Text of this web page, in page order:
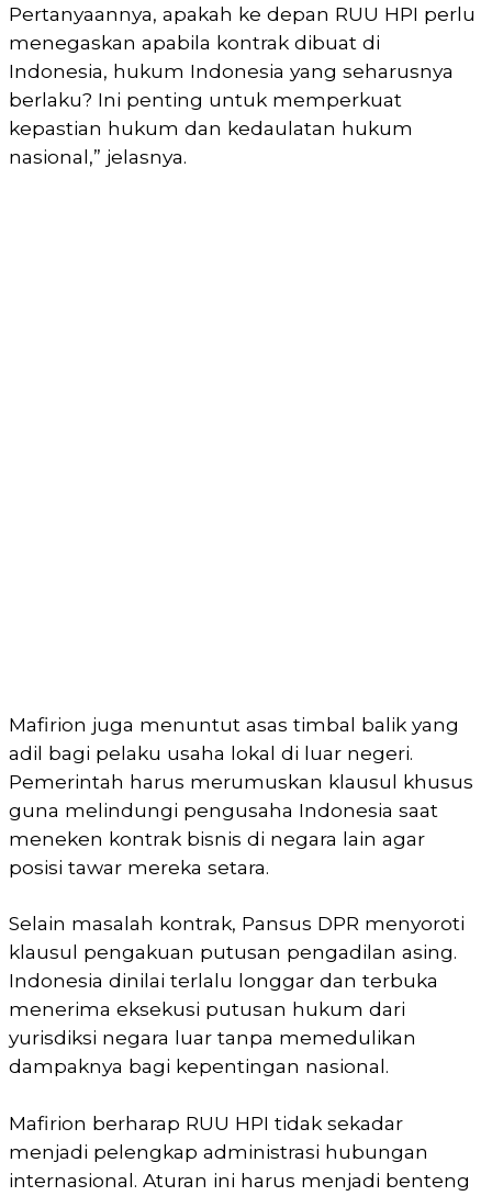
Pertanyaannya, apakah ke depan RUU HPI perlu
menegaskan apabila kontrak dibuat di
Indonesia, hukum Indonesia yang seharusnya
berlaku? Ini penting untuk memperkuat
kepastian hukum dan kedaulatan hukum
nasional,” jelasnya.
Mafirion juga menuntut asas timbal balik yang
adil bagi pelaku usaha lokal di luar negeri.
Pemerintah harus merumuskan klausul khusus
guna melindungi pengusaha Indonesia saat
meneken kontrak bisnis di negara lain agar
posisi tawar mereka setara.
Selain masalah kontrak, Pansus DPR menyoroti
klausul pengakuan putusan pengadilan asing.
Indonesia dinilai terlalu longgar dan terbuka
menerima eksekusi putusan hukum dari
yurisdiksi negara luar tanpa memedulikan
dampaknya bagi kepentingan nasional.
Mafirion berharap RUU HPI tidak sekadar
menjadi pelengkap administrasi hubungan
internasional. Aturan ini harus menjadi benteng